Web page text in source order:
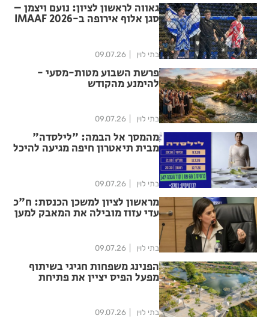
גאווה לראשון לציון: נועם ויצמן –
סגן אלוף אירופה ב-IMAAF 2026
בתי לוין 09.07.26
פרשת השבוע מטות-מסעי -
להימנע מהקודש
בתי לוין 09.07.26
מהמסך אל הבמה: "לילסדה"
מבית תיאטרון חיפה מגיעה להיכל
בתי לוין 09.07.26
מראשון לציון למשכן הכנסת: ח"כ
עדי עזוז מובילה את המאבק למען
בתי לוין 09.07.26
הפנינג משפחות חגיגי בשיתוף
מפעל הפיס יציין את פתיחת
בתי לוין 09.07.26